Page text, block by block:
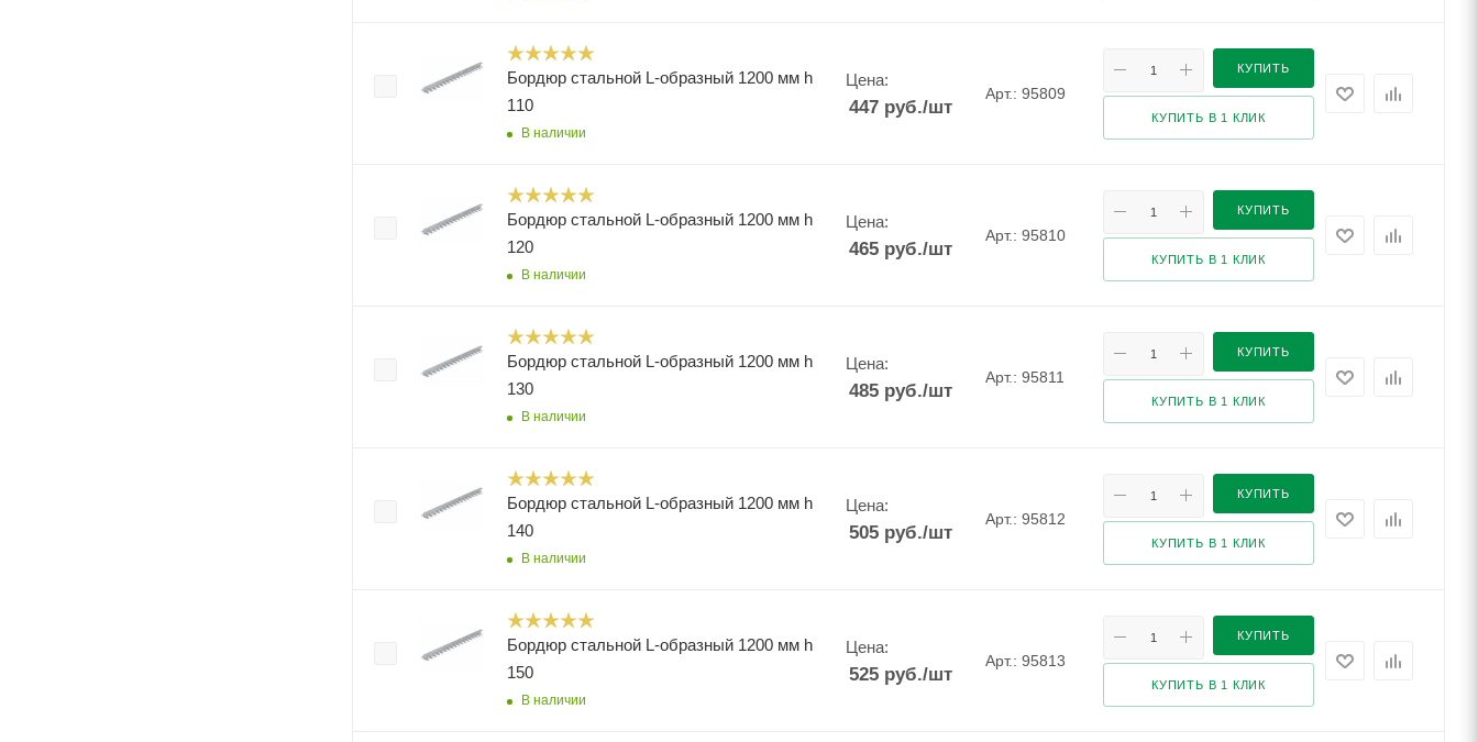
Бордюр стальной L-образный 1200 мм h
110
В наличии
Цена:
447руб./шт
Арт.: 95809
КУПИТЬ
КУПИТЬ В 1 КЛИК
Бордюр стальной L-образный 1200 мм h
120
В наличии
Цена:
465руб./шт
Арт.: 95810
КУПИТЬ
КУПИТЬ В 1 КЛИК
Бордюр стальной L-образный 1200 мм h
130
В наличии
Цена:
485руб./шт
Арт.: 95811
КУПИТЬ
КУПИТЬ В 1 КЛИК
Бордюр стальной L-образный 1200 мм h
140
В наличии
Цена:
505руб./шт
Арт.: 95812
КУПИТЬ
КУПИТЬ В 1 КЛИК
Бордюр стальной L-образный 1200 мм h
150
В наличии
Цена:
525руб./шт
Арт.: 95813
КУПИТЬ
КУПИТЬ В 1 КЛИК